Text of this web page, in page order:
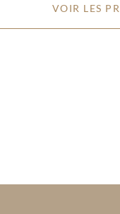
VOIR LES